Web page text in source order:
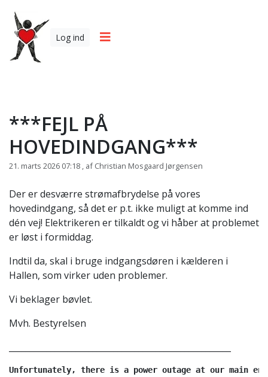
Log ind
***FEJL PÅ
HOVEDINDGANG***
21. marts 2026 07:18 , af Christian Mosgaard Jørgensen
Der er desværre strømafbrydelse på vores
hovedindgang, så det er p.t. ikke muligt at komme ind
dén vej! Elektrikeren er tilkaldt og vi håber at problemet
er løst i formiddag.
Indtil da, skal i bruge indgangsdøren i kælderen i
Hallen, som virker uden problemer.
Vi beklager bøvlet.
Mvh. Bestyrelsen
Unfortunately, there is a power outage at our main